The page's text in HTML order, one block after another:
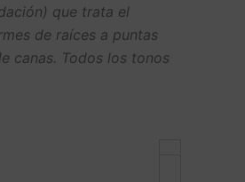
que trata el
de raíces a puntas
canas. Todos los tonos